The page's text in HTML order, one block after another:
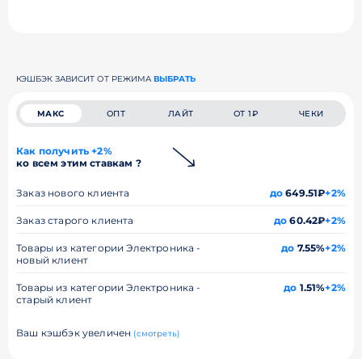
КЭШБЭК ЗАВИСИТ ОТ РЕЖИМА ВЫБРАТЬ
МАКС ОПТ ЛАЙТ ОТ 1₽ ЧЕКИ
Как получить +2%
ко всем этим ставкам ?
Заказ нового клиента до 649.51₽+2%
Заказ старого клиента до 60.42₽+2%
Товары из категории Электроника -
новый клиент
до 7.55%+2%
Товары из категории Электроника -
старый клиент
до 1.51%+2%
Ваш кэшбэк увеличен (смотреть)